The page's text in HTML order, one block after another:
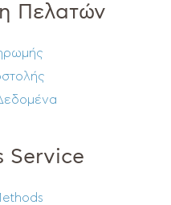
Πελατών
Service